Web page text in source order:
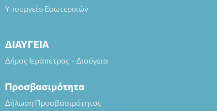
Υπουργείο Εσωτερικών
ΔΙΑΥΓΕΙΑ
Δήμος Ιεράπετρας - Διαύγεια
Προσβασιμότητα
Δήλωση Προσβασιμότητας